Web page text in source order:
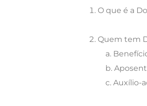
O que é a
Quem tem
a.
b.
c. Auxílio-